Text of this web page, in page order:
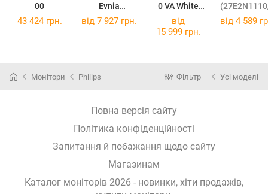
00
Evnia
27M2C5501/00
VA Curved
0 VA White
Curved 180Hz
34M2C5501A/0
0)
43 424 грн. від 7 927 грн.
від
15 999 грн.
від 4 589
Монітори Philips Фільтр Усі моделі
Повна версія сайту
Політика конфіденційності
Запитання й побажання щодо сайту
Магазинам
Каталог моніторів 2026 - новинки, хіти продажів,